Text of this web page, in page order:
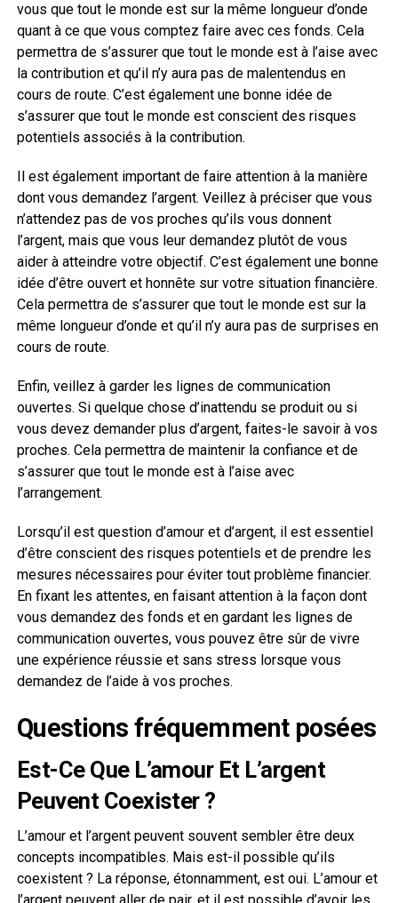
vous que tout le monde est sur la même longueur d’onde
quant à ce que vous comptez faire avec ces fonds. Cela
permettra de s’assurer que tout le monde est à l’aise avec
la contribution et qu’il n’y aura pas de malentendus en
cours de route. C’est également une bonne idée de
s’assurer que tout le monde est conscient des risques
potentiels associés à la contribution.
Il est également important de faire attention à la manière
dont vous demandez l’argent. Veillez à préciser que vous
n’attendez pas de vos proches qu’ils vous donnent
l’argent, mais que vous leur demandez plutôt de vous
aider à atteindre votre objectif. C’est également une bonne
idée d’être ouvert et honnête sur votre situation financière.
Cela permettra de s’assurer que tout le monde est sur la
même longueur d’onde et qu’il n’y aura pas de surprises en
cours de route.
Enfin, veillez à garder les lignes de communication
ouvertes. Si quelque chose d’inattendu se produit ou si
vous devez demander plus d’argent, faites-le savoir à vos
proches. Cela permettra de maintenir la confiance et de
s’assurer que tout le monde est à l’aise avec
l’arrangement.
Lorsqu’il est question d’amour et d’argent, il est essentiel
d’être conscient des risques potentiels et de prendre les
mesures nécessaires pour éviter tout problème financier.
En fixant les attentes, en faisant attention à la façon dont
vous demandez des fonds et en gardant les lignes de
communication ouvertes, vous pouvez être sûr de vivre
une expérience réussie et sans stress lorsque vous
demandez de l’aide à vos proches.
Questions fréquemment posées
Est-Ce Que L’amour Et L’argent
Peuvent Coexister ?
L’amour et l’argent peuvent souvent sembler être deux
concepts incompatibles. Mais est-il possible qu’ils
coexistent ? La réponse, étonnamment, est oui. L’amour et